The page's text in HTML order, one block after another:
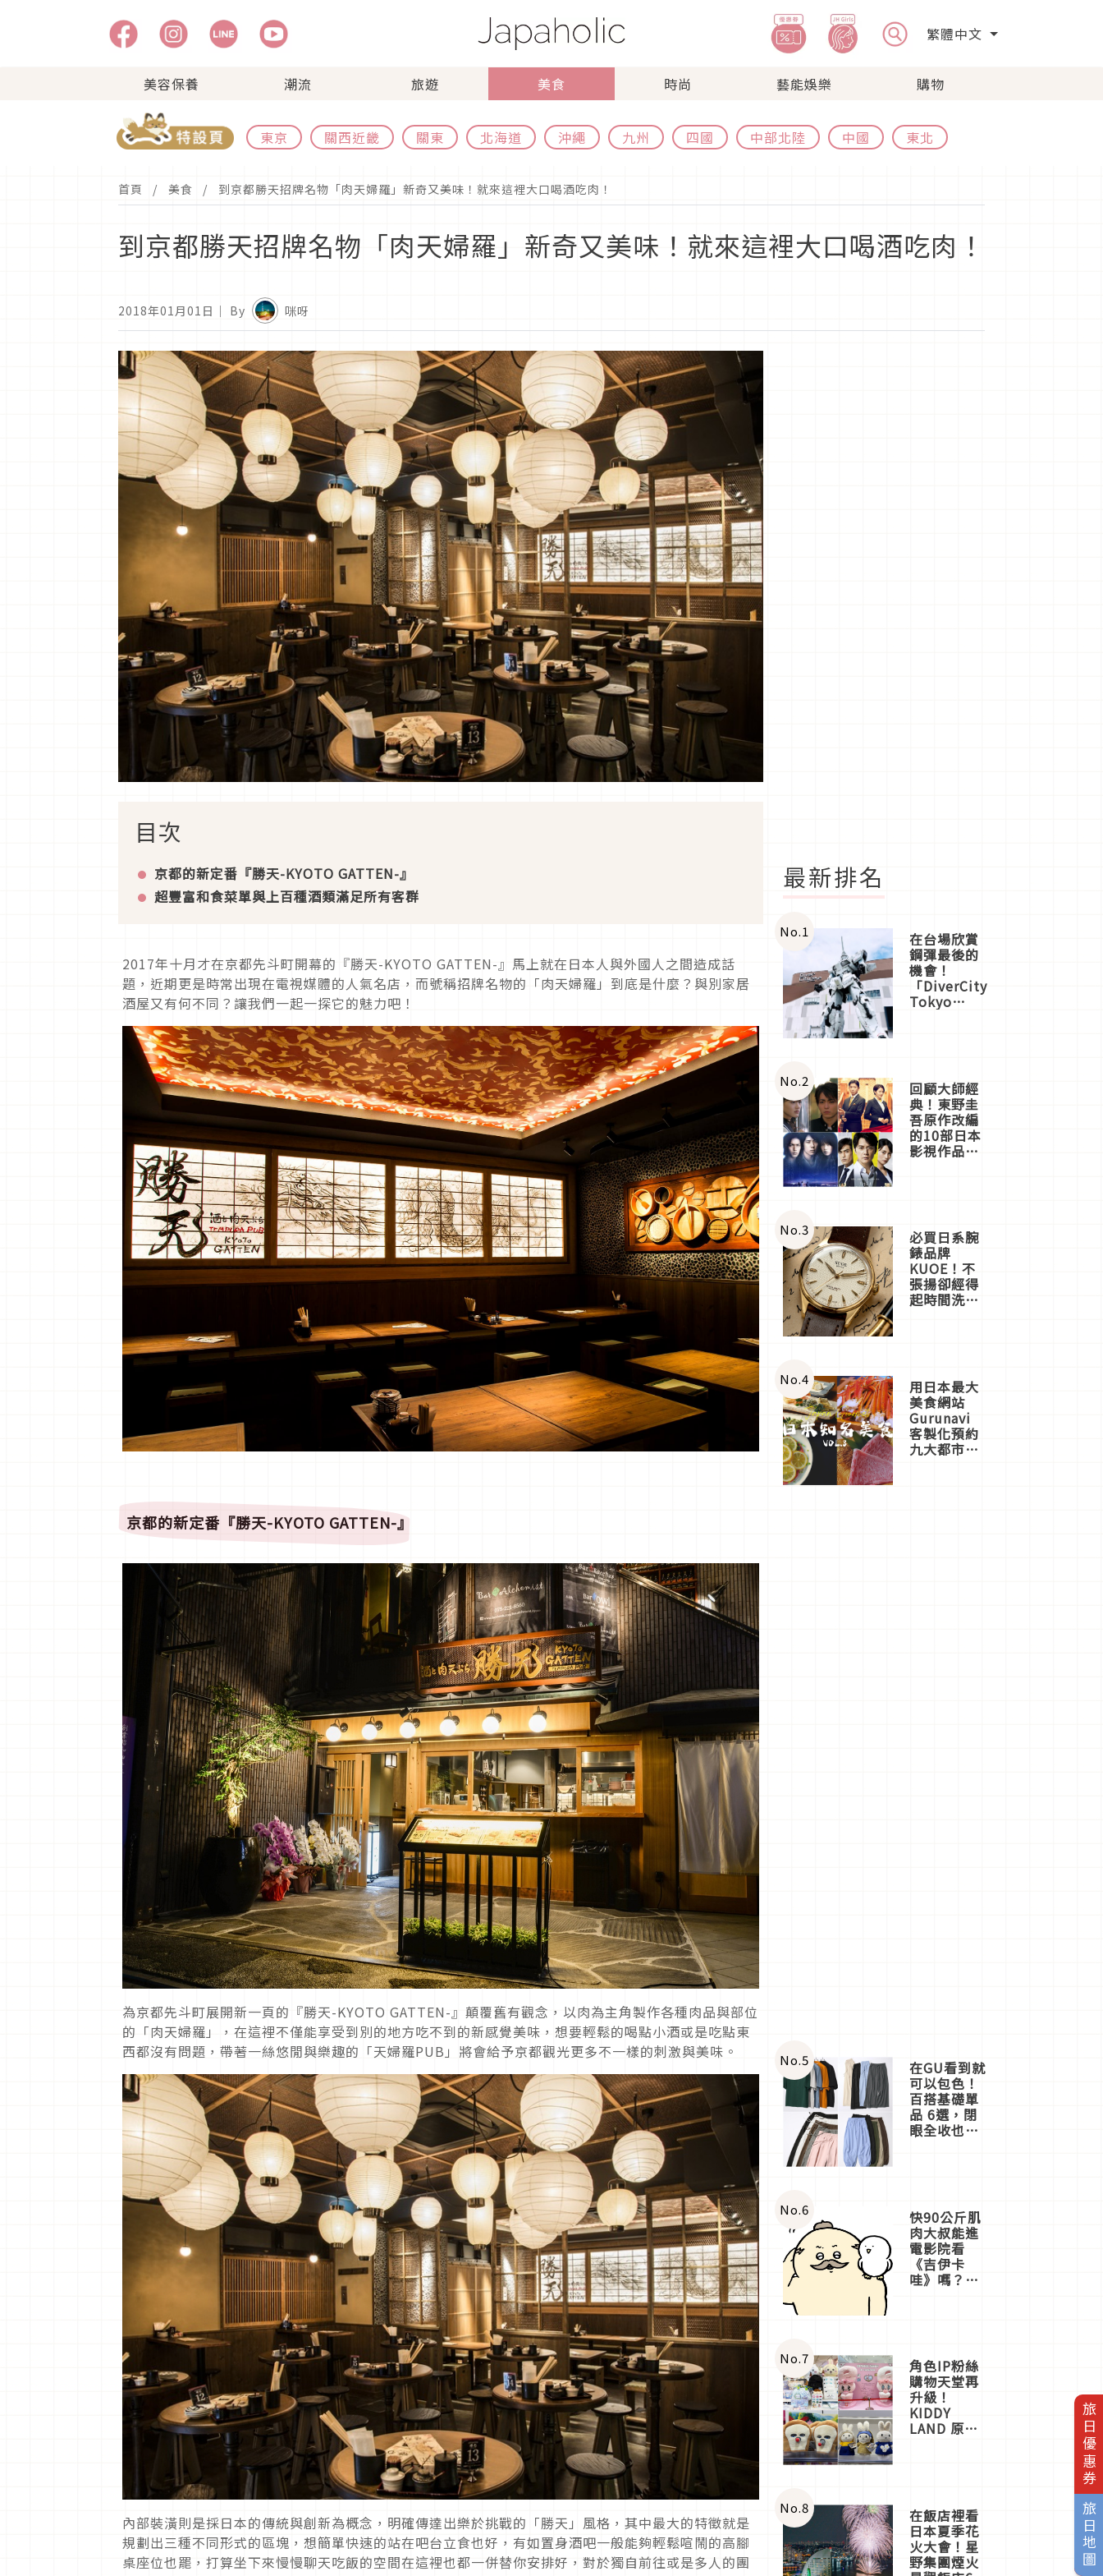
繁體中文
美容保養 潮流 旅遊 美食 時尚 藝能娛樂 購物
東京 關西近畿 關東 北海道 沖繩 九州 四國 中部北陸 中國 東北
旅日優惠券
旅日地圖
首頁 美食 到京都勝天招牌名物「肉天婦羅」新奇又美味！就來這裡大口喝酒吃肉！
到京都勝天招牌名物「肉天婦羅」新奇又美味！就來這裡大口喝酒吃肉！
2018年01月01日 ｜ By 咪呀
目次
京都的新定番『勝天-KYOTO GATTEN-』
超豐富和食菜單與上百種酒類滿足所有客群
2017年十月才在京都先斗町開幕的『勝天-KYOTO GATTEN-』馬上就在日本人與外國人之間造成話
題，近期更是時常出現在電視媒體的人氣名店，而號稱招牌名物的「肉天婦羅」到底是什麼？與別家居
酒屋又有何不同？讓我們一起一探它的魅力吧！
京都的新定番『勝天-KYOTO GATTEN-』
為京都先斗町展開新一頁的『勝天-KYOTO GATTEN-』顛覆舊有觀念，以肉為主角製作各種肉品與部位
的「肉天婦羅」，在這裡不僅能享受到別的地方吃不到的新感覺美味，想要輕鬆的喝點小酒或是吃點東
西都沒有問題，帶著一絲悠閒與樂趣的「天婦羅PUB」將會給予京都觀光更多不一樣的刺激與美味。
內部裝潢則是採日本的傳統與創新為概念，明確傳達出樂於挑戰的「勝天」風格，其中最大的特徵就是
規劃出三種不同形式的區塊，想簡單快速的站在吧台立食也好，有如置身酒吧一般能夠輕鬆喧鬧的高腳
桌座位也罷，打算坐下來慢慢聊天吃飯的空間在這裡也都一併替你安排好，對於獨自前往或是多人的團
最新排名
No.1 在台場欣賞
鋼彈最後的
機會！
「DiverCity
Tokyo
體驗
No.2 回顧大師經
典！東野圭
吾原作改編
的10部日本
影視作品推
No.3 必買日系腕
錶品牌
KUOE！不
張揚卻經得
起時間洗鍊
No.4 用日本最大
美食網站
Gurunavi
客製化預約
九大都市餐
No.5 在GU看到就
可以包色！
百搭基礎單
品 6選，閉
眼全收也不
No.6 快90公斤肌
肉大叔能進
電影院看
《吉伊卡
哇》嗎？日
一同給出了
答案
No.7 角色IP粉絲
購物天堂再
升級！
KIDDY
LAND 原宿
店3分即達
No.8 在飯店裡看
日本夏季花
火大會！星
野集團煙火